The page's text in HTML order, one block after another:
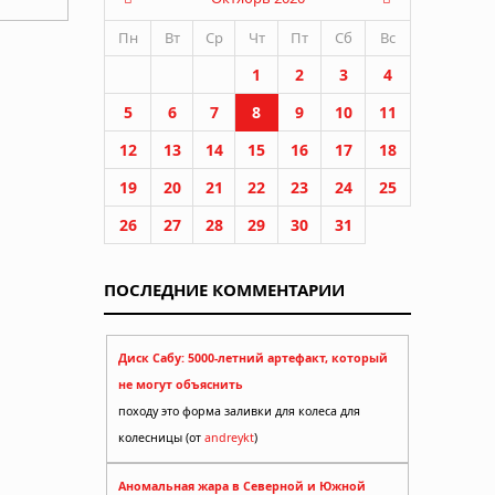
Пн
Вт Ср Чт Пт Сб Вс
1 2 3
4
5
6 7 8 9 10
11
12
13 14 15 16 17
18
19
20 21 22 23 24
25
26
27 28 29 30 31
ПОСЛЕДНИЕ КОММЕНТАРИИ
Диск Сабу: 5000-летний артефакт, который
не могут объяснить
походу это форма заливки для колеса для
колесницы (от andreykt)
Аномальная жара в Северной и Южной